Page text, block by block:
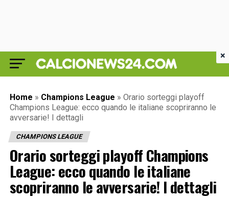
Home » Champions League » Orario sorteggi playoff
Champions League: ecco quando le italiane scopriranno le
avversarie! I dettagli
CHAMPIONS LEAGUE
Orario sorteggi playoff Champions
League: ecco quando le italiane
scopriranno le avversarie! I dettagli
×